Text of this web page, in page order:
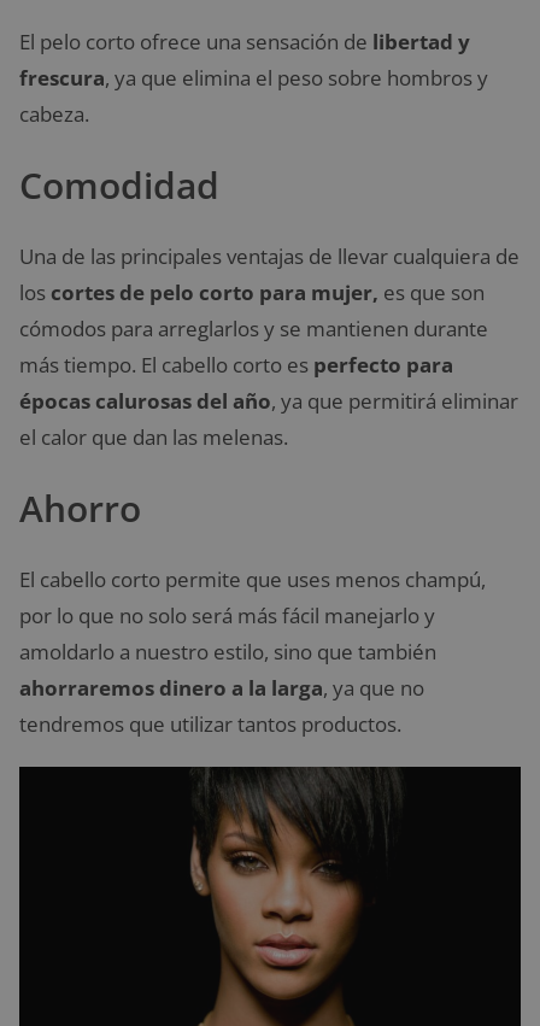
El pelo corto ofrece una sensación de libertad y
frescura, ya que elimina el peso sobre hombros y
cabeza.
Comodidad
Una de las principales ventajas de llevar cualquiera de
los cortes de pelo corto para mujer, es que son
cómodos para arreglarlos y se mantienen durante
más tiempo. El cabello corto es perfecto para
épocas calurosas del año, ya que permitirá eliminar
el calor que dan las melenas.
Ahorro
El cabello corto permite que uses menos champú,
por lo que no solo será más fácil manejarlo y
amoldarlo a nuestro estilo, sino que también
ahorraremos dinero a la larga, ya que no
tendremos que utilizar tantos productos.